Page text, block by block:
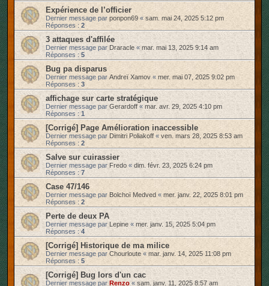
Expérience de l’officier
Dernier message par ponpon69 «sam. mai 24, 2025 5:12 pm
Réponses : 2
3 attaques d'affilée
Dernier message parDraracle «mar. mai 13, 2025 9:14 am
Réponses : 5
Bug pa disparus
Dernier message par Andreï Xamov « mer. mai 07, 2025 9:02 pm
Réponses : 3
affichage sur carte stratégique
Dernier message parGerardoff « mar. avr. 29, 2025 4:10 pm
Réponses : 1
[Corrigé] Page Amélioration inaccessible
Dernier message par Dimitri Poliakoff«ven. mars 28, 2025 8:53 am
Réponses : 2
Salve sur cuirassier
Dernier message parFredo « dim. févr. 23, 2025 6:24 pm
Réponses : 7
Case 47/146
Dernier message par Bolchoï Medved «mer. janv. 22, 2025 8:01 pm
Réponses : 2
Perte de deux PA
Dernier message parLepine « mer. janv. 15, 2025 5:04 pm
Réponses : 4
[Corrigé] Historique de ma milice
Dernier message par Chourloute « mar. janv. 14, 2025 11:08 pm
Réponses : 5
[Corrigé] Bug lors d'un cac
Dernier message parRenzo « sam. janv. 11, 2025 8:57 am